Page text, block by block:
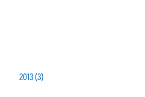
2013 (3)